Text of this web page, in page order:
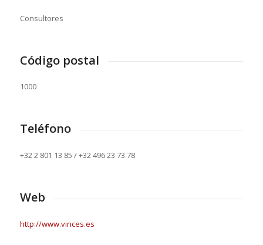
Consultores
Código postal
1000
Teléfono
+32 2 801 13 85 / +32 496 23 73 78
Web
http://www.vinces.es